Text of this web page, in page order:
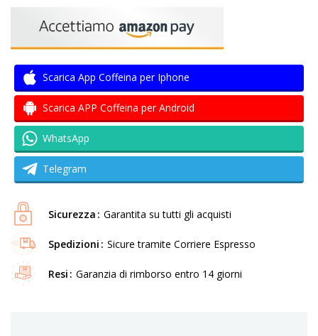
Scarica App Coffeina per Iphone
Scarica APP Coffeina per Android
WhatsApp
Telegram
Sicurezza Garantita su tutti gli acquisti
Spedizioni Sicure tramite Corriere Espresso
Resi Garanzia di rimborso entro 14 giorni